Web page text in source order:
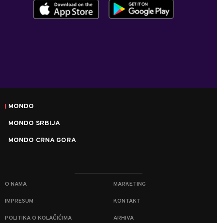
MONDO
MONDO SRBIJA
MONDO CRNA GORA
O NAMA MARKETING
IMPRESUM KONTAKT
POLITIKA O KOLAČIĆIMA ARHIVA